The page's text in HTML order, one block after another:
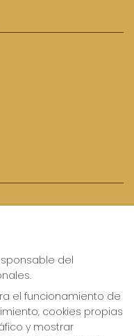
- RECEPTOR
del
el funcionamiento de
cookies propias
y mostrar